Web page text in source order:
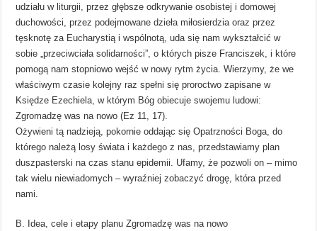
udziału w liturgii, przez głębsze odkrywanie osobistej i domowej
duchowości, przez podejmowane dzieła miłosierdzia oraz przez
tęsknotę za Eucharystią i wspólnotą, uda się nam wykształcić w
sobie „przeciwciała solidarności”, o których pisze Franciszek, i które
pomogą nam stopniowo wejść w nowy rytm życia. Wierzymy, że we
właściwym czasie kolejny raz spełni się proroctwo zapisane w
Księdze Ezechiela, w którym Bóg obiecuje swojemu ludowi:
Zgromadzę was na nowo (Ez 11, 17).
Ożywieni tą nadzieją, pokornie oddając się Opatrzności Boga, do
którego należą losy świata i każdego z nas, przedstawiamy plan
duszpasterski na czas stanu epidemii. Ufamy, że pozwoli on – mimo
tak wielu niewiadomych – wyraźniej zobaczyć drogę, która przed
nami.
B. Idea, cele i etapy planu Zgromadzę was na nowo